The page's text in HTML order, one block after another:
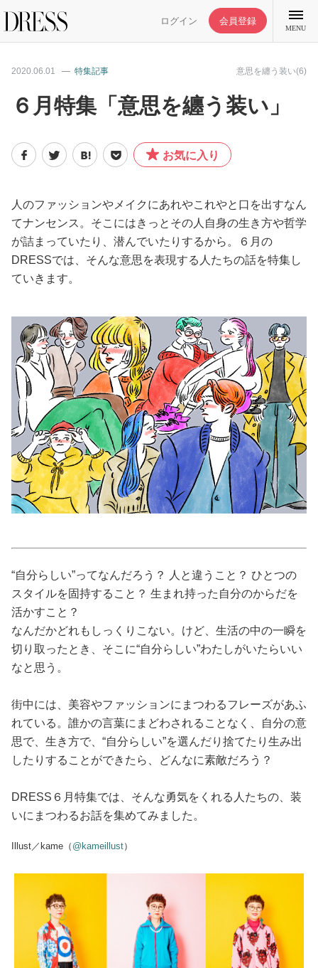
ログイン 会員登録
MENU
ライフスタイル
ファッション
美容/健康
ワークスタイル
妊娠/出産/家族
ココロ/カラダ
グルメ
カルチャー/エンタメ
占い
ゲーム
2020.06.01 特集記事 意思を纏う装い(6)
６月特集「意思を纏う装い」
お気に入り
人のファッションやメイクにあれやこれやと口を出すなん
てナンセンス。そこにはきっとその人自身の生き方や哲学
が詰まっていたり、潜んでいたりするから。６月の
DRESSでは、そんな意思を表現する人たちの話を特集し
ていきます。
“自分らしい”ってなんだろう？ 人と違うこと？ ひとつの
スタイルを固持すること？ 生まれ持った自分のからだを
活かすこと？
なんだかどれもしっくりこない。けど、生活の中の一瞬を
切り取ったとき、そこに“自分らしい”わたしがいたらいい
なと思う。
街中には、美容やファッションにまつわるフレーズがあふ
れている。誰かの言葉にまどわされることなく、自分の意
思で、生き方で、“自分らしい”を選んだり捨てたり生み出
したりすることができたら、どんなに素敵だろう？
DRESS６月特集では、そんな勇気をくれる人たちの、装
いにまつわるお話を集めてみました。
Illust／kame（ @kameillust）